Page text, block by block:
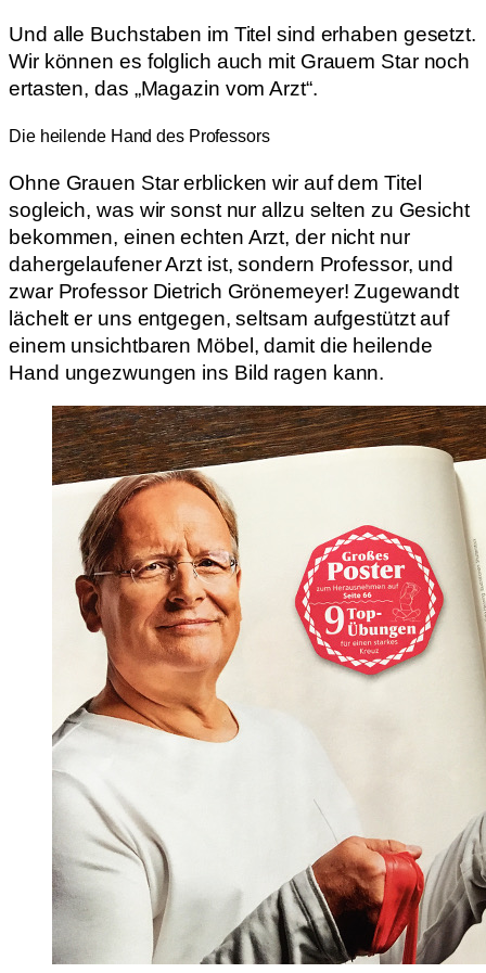
Und alle Buchstaben im Titel sind erhaben gesetzt.
Wir können es folglich auch mit Grauem Star noch
ertasten, das „Magazin vom Arzt“.
Die heilende Hand des Professors
Ohne Grauen Star erblicken wir auf dem Titel
sogleich, was wir sonst nur allzu selten zu Gesicht
bekommen, einen echten Arzt, der nicht nur
dahergelaufener Arzt ist, sondern Professor, und
zwar Professor Dietrich Grönemeyer! Zugewandt
lächelt er uns entgegen, seltsam aufgestützt auf
einem unsichtbaren Möbel, damit die heilende
Hand ungezwungen ins Bild ragen kann.